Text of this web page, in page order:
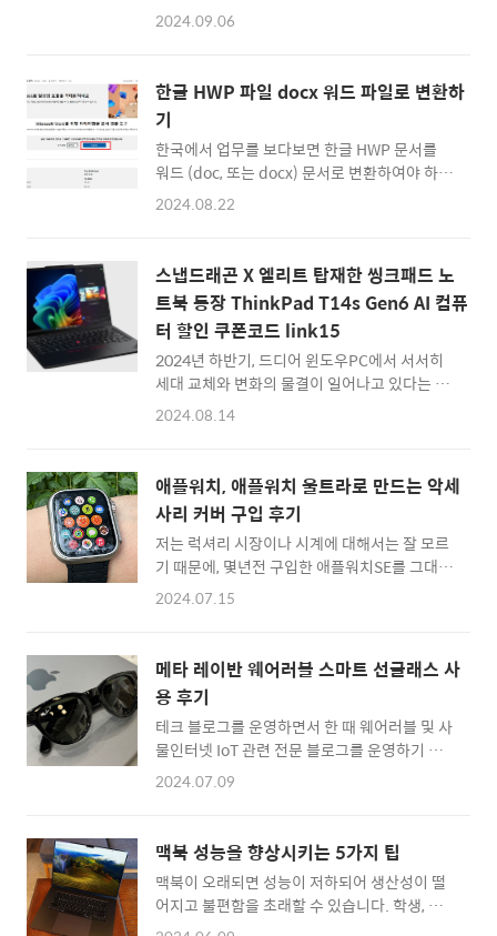
에어알로 Airalo 여행용 현지 유심 사이트 바로
가기 ::'에어알로'라고 불리우는데요. 얼핏 보면
로가 맞는 것 같습니다. 동남아 여행이나 일본,..
있으실 텐데요. 제 경우에는 버티컬 세로그립형
지텍 버티컬 마우스 중 하나인 로지텍 리프트
(Logitech Lift) 이지만, 한가지 단점이 있다면
사무용 마우스 치고는 살짝 가격대가 높다는 것
인데요.이번에 로지틱 리프트와 닮은꼴 마우스
라고 할 수 있는 Seenda MBD7 버티컬 마우스
를 사용해보게 되어 리뷰를 해봅니다.신다 버티
을 볼 수 있습니다. 메뉴얼와 USB A to C 어댑
터, 그리고 충전을 위한 USB 케이블 입..
2024.09.06
한글 HWP 파일 docx 워드 파일로 변환하
기
한국에서 업무를 보다보면 한글 HWP 문서를
워드 (doc, 또는 docx) 문서로 변환하여야 하는
상황이 발생합니다.처음부터 워드로 되어 있으
내의 관공서에서는 아무래도 MS오피스 보다는
한글을 편하게 사용하고 있기 때문에, 국내 업무
에서 한글 문서를 사용하는 일이 빈번하죠.어찌
되었든 여러가지 이유로 한글 문서를 MS오피스
워드로 변환해야 할 때, 간단한 문서는 손쉽게
복사 붙여넣기나 '다른 이름으로 저장하기'로
어느정도 해결이 가능하지만... 복잡한 테이블
이 들어간 문서는 깨짐 현상이 두드러지더군요.
떻게 하면 한글 파일을 워드로 변환할 수 있는지
방법을 찾아보니, M..
2024.08.22
스냅드래곤 X 엘리트 탑재한 씽크패드 노
트북 등장 ThinkPad T14s Gen6 AI 컴퓨
터 할인 쿠폰코드 link15
2024년 하반기, 드디어 윈도우PC에서 서서히
세대 교체와 변화의 물결이 일어나고 있다는 생
각이 듭니다.한동안 인텔이 컴퓨터 시장을 지배
운 바람이 불고 있네요.특히 노트북 처럼 가볍게
휴대해야 하고, 높은 전성비를 통해 배터리 효율
이 좋아야하는 특성을 가진 노트북 컴퓨터는 이
제 ARM의 시대가 무르익고 있는 것 같습니다.
인텔 CPU가 아닌 퀄텀 스냅드래곤 X 엘리트
(Snapdragon X Elite)를 탑재한 ARM 칩 기반
씽크패드 노트북이나, 마이크로소프트의 서피
스 프로 정도를 고려해볼 것 같은데요. 이번에
레노버에서..
2024.08.14
애플워치, 애플워치 울트라로 만드는 악세
사리 커버 구입 후기
저는 럭셔리 시장이나 시계에 대해서는 잘 모르
기 때문에, 몇년전 구입한 애플워치SE를 그대로
사용하고 있습니다.애플워치도 그 이후로 SE2
알리익스프레스에서 쉽게 검색하여 구입할 수
있는 애플워치 울트라 변장 커버(?)를 구입했습
니다. 일반 애플워치에 착용을 하면, 마치 애플
워치울트라 디자인처럼 보이게 만들어주는 마
법에 악세사리죠. 구성품은 위와 같이 되어 있습
니다. 용두 부분은 접착력이 있어서 붙이면 되는
더군요 ㅎㅎ이런 신기한 아이템을 생각해내다
니, 역시 세상은 넓고 아이디어는 많습니다.애플
워치 울트라를 보면서 한번..
2024.07.15
메타 레이반 웨어러블 스마트 선글래스 사
용 후기
테크 블로그를 운영하면서 한 때 웨어러블 및 사
물인터넷 IoT 관련 전문 블로그를 운영하기 위
해 블로그를 2개로 나누었었는데요.다시 하나
하고 있습니다. ^^아무튼 이번에는 메타 (구 페
이스북)에서 웨어러블 스마트 글래스 제품을 내
놓은 제품을 사용해본 후기를 간단하게 정리해
봅니다. 레이반(Rayban)과 메타(Meta)가 내
2024.07.09
맥북 성능을 향상시키는 5가지 팁
맥북이 오래되면 성능이 저하되어 생산성이 떨
어지고 불편함을 초래할 수 있습니다. 학생, 전
문가 또는 일반 사용자라면 누구나 최상의 성능